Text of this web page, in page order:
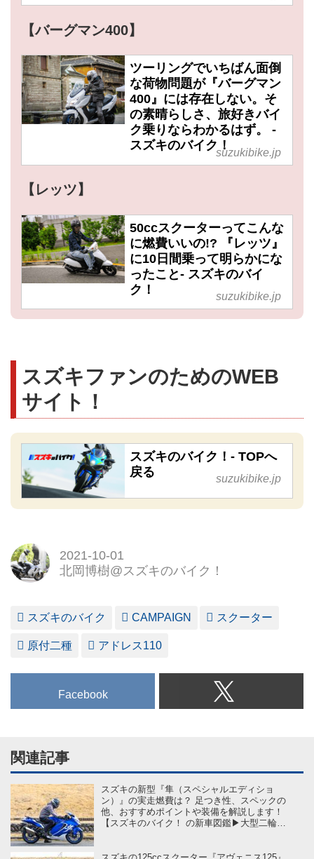
【バーグマン400】
ツーリングでいちばん面倒
な荷物問題が『バーグマン
400』には存在しない。そ
の素晴らしさ、旅好きバイ
ク乗りならわかるはず。 -
スズキのバイク！suzukibike.jp
【レッツ】
50ccスクーターってこんな
に燃費いいの!? 『レッツ』
に10日間乗って明らかにな
ったこと- スズキのバイ
ク！
suzukibike.jp
スズキファンのためのWEB
サイト！
スズキのバイク！- TOPへ
戻る
suzukibike.jp
2021-10-01
北岡博樹@スズキのバイク！
スズキのバイク CAMPAIGN スクーター
原付二種 アドレス110
Facebook
関連記事
スズキの新型『隼（スペシャルエディショ
ン）』の実走燃費は？ 足つき性、スペックの
他、おすすめポイントや装備を解説します！
【スズキのバイク！ の新車図鑑▶大型二輪ク